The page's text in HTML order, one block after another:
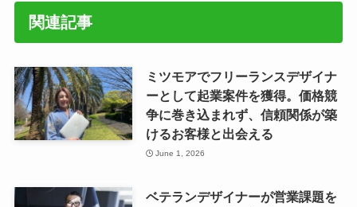
関連記事
ミツモアでフリーランスデザイナ
ーとして起業案件を獲得。価格競
争に巻き込まれず、信頼関係が築
けるお客様と出会える
June 1, 2026
ベテランデザイナーが営業課題を